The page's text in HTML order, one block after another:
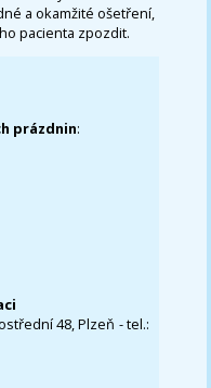
a okamžité ošetření,
pacienta zpozdit.
prázdnin:
48, Plzeň - tel.: